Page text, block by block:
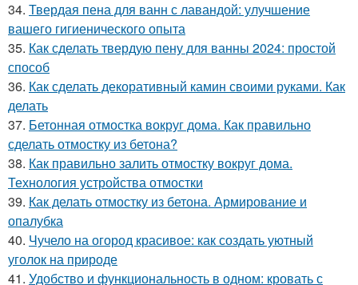
34. Твердая пена для ванн с лавандой: улучшение
вашего гигиенического опыта
35. Как сделать твердую пену для ванны 2024: простой
способ
36. Как сделать декоративный камин своими руками. Как
делать
37. Бетонная отмостка вокруг дома. Как правильно
сделать отмостку из бетона?
38. Как правильно залить отмостку вокруг дома.
Технология устройства отмостки
39. Как делать отмостку из бетона. Армирование и
опалубка
40. Чучело на огород красивое: как создать уютный
уголок на природе
41. Удобство и функциональность в одном: кровать с